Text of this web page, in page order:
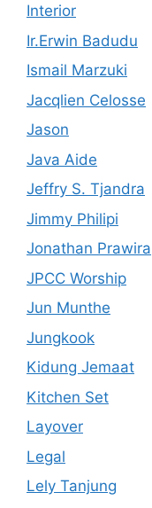
Interior
Ir.Erwin Badudu
Ismail Marzuki
Jacqlien Celosse
Jason
Java Aide
Jeffry S. Tjandra
Jimmy Philipi
Jonathan Prawira
JPCC Worship
Jun Munthe
Jungkook
Kidung Jemaat
Kitchen Set
Layover
Legal
Lely Tanjung